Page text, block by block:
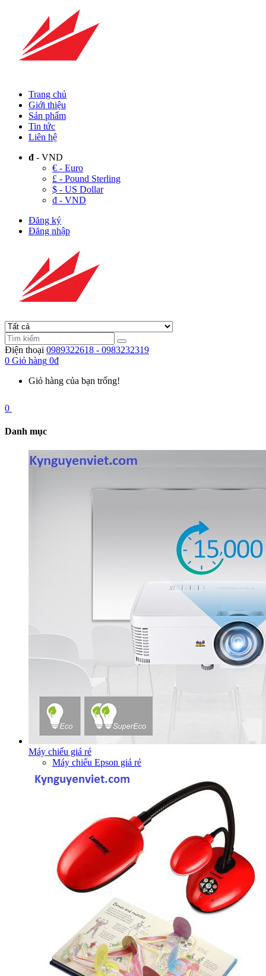
Trang chủ
Giới thiệu
Sản phẩm
Tin tức
Liên hệ
đ - VND
€ - Euro
£ - Pound Sterling
$ - US Dollar
đ - VND
Đăng ký
Đăng nhập
Điện thoại 0989322618 - 0983232319
0 Giỏ hàng 0đ
Giỏ hàng của bạn trống!
0
Danh mục
Máy chiếu giá rẻ
Máy chiếu Epson giá rẻ